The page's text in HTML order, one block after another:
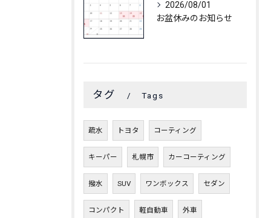
2026/08/01
お盆休みのお知らせ
タグ Tags
疏水 トヨタ コーティング
キーパー 札幌市 カーコーティング
撥水 SUV ワンボックス セダン
コンパクト 軽自動車 外車